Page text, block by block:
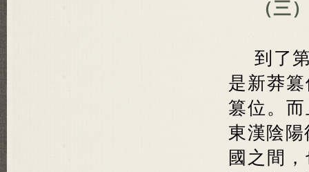
（三
到了
是新莽
篡位。
東漢陰
國之間